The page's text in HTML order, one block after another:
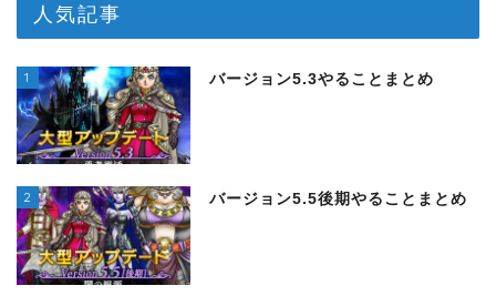
人気記事
1 バージョン5.3やることまとめ
2 バージョン5.5後期やることまとめ